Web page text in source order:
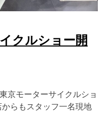
クルショー開
京モーターサイクルショ
らもスタッフ一名現地